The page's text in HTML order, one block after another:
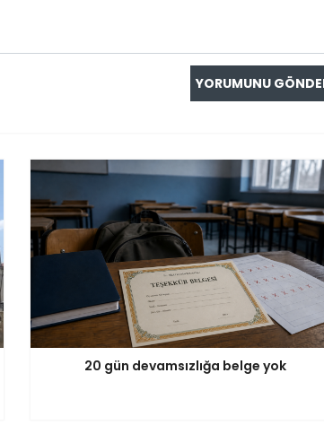
20 gün devamsızlığa belge yok